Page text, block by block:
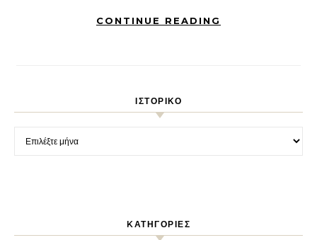
CONTINUE READING
ΙΣΤΟΡΙΚΌ
Ιστορικό
KΑΤΗΓΟΡΊΕΣ